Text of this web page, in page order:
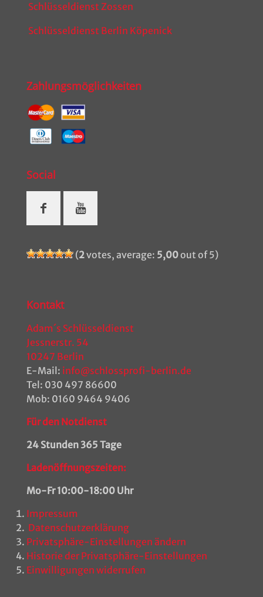
Schlüsseldienst Zossen
Schlüsseldienst Berlin Köpenick
Zahlungsmöglichkeiten
Social
(2votes, average: 5,00out of 5)
Kontakt
Adam´s Schlüsseldienst
Jessnerstr. 54
10247 Berlin
E-Mail: info@schlossprofi-berlin.de
Tel: 030 497 86600
Mob: 0160 9464 9406
Für den Notdienst
24 Stunden 365 Tage
Ladenöffnungszeiten:
Mo-Fr 10:00-18:00 Uhr
Impressum
Datenschutzerklärung
Privatsphäre-Einstellungen ändern
Historie der Privatsphäre-Einstellungen
Einwilligungen widerrufen